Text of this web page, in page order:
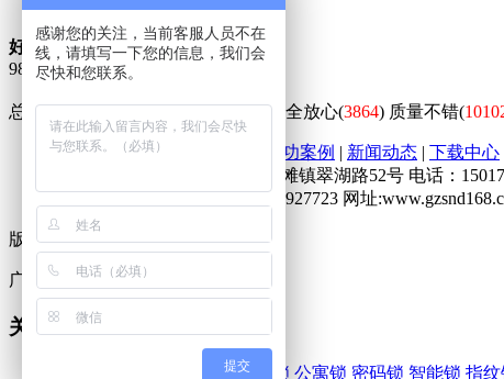
好评度
98
%
总体不错(64479) 外观漂亮(17719) 安全放心(3864) 质量不错(
首页|关于我们 成功案例 | 新闻动态 | 下载中心
地址：广东省广州市增城区石滩镇翠湖路52号 电话：
联系人：李先生 QQ业务：372927723 网址
版权所有粤ICP备18046729号-1
广州晟锘达电子科技有限公司
关键词
酒店智能锁 公寓锁 密码锁 智能锁 指纹
感谢您的关注，当前客服人员不在
线，请填写一下您的信息，我们会
尽快和您联系。
提交